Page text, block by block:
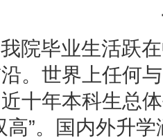
院毕业生活跃
。世界上任何
十年本科生总
高”。国内外升